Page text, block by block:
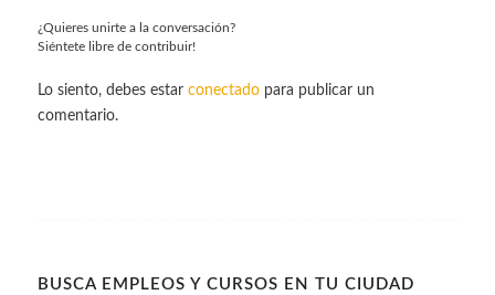
¿Quieres unirte a la conversación?
Siéntete libre de contribuir!
Lo siento, debes estar conectadopara publicar un
comentario.
BUSCA EMPLEOS Y CURSOS EN TU CIUDAD